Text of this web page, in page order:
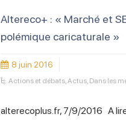
Altereco+ : « Marché et
polémique caricaturale »
8 juin 2016
Actions et débats,Actus, Dans les
alterecoplus.fr, 7/9/2016 A